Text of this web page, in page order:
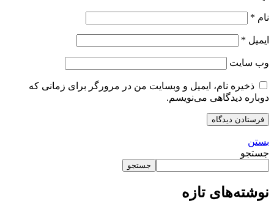
نام *
ایمیل *
وب‌ سایت
ذخیره نام، ایمیل و وبسایت من در مرورگر برای زمانی که
دوباره دیدگاهی می‌نویسم.
بستن
جستجو
جستجو
نوشته‌های تازه